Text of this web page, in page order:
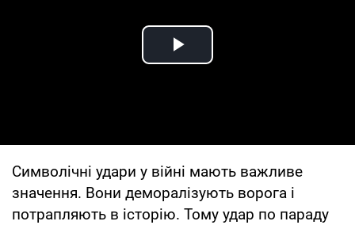
Play Video
Символічні удари у війні мають важливе
значення. Вони деморалізують ворога і
потрапляють в історію. Тому удар по параду